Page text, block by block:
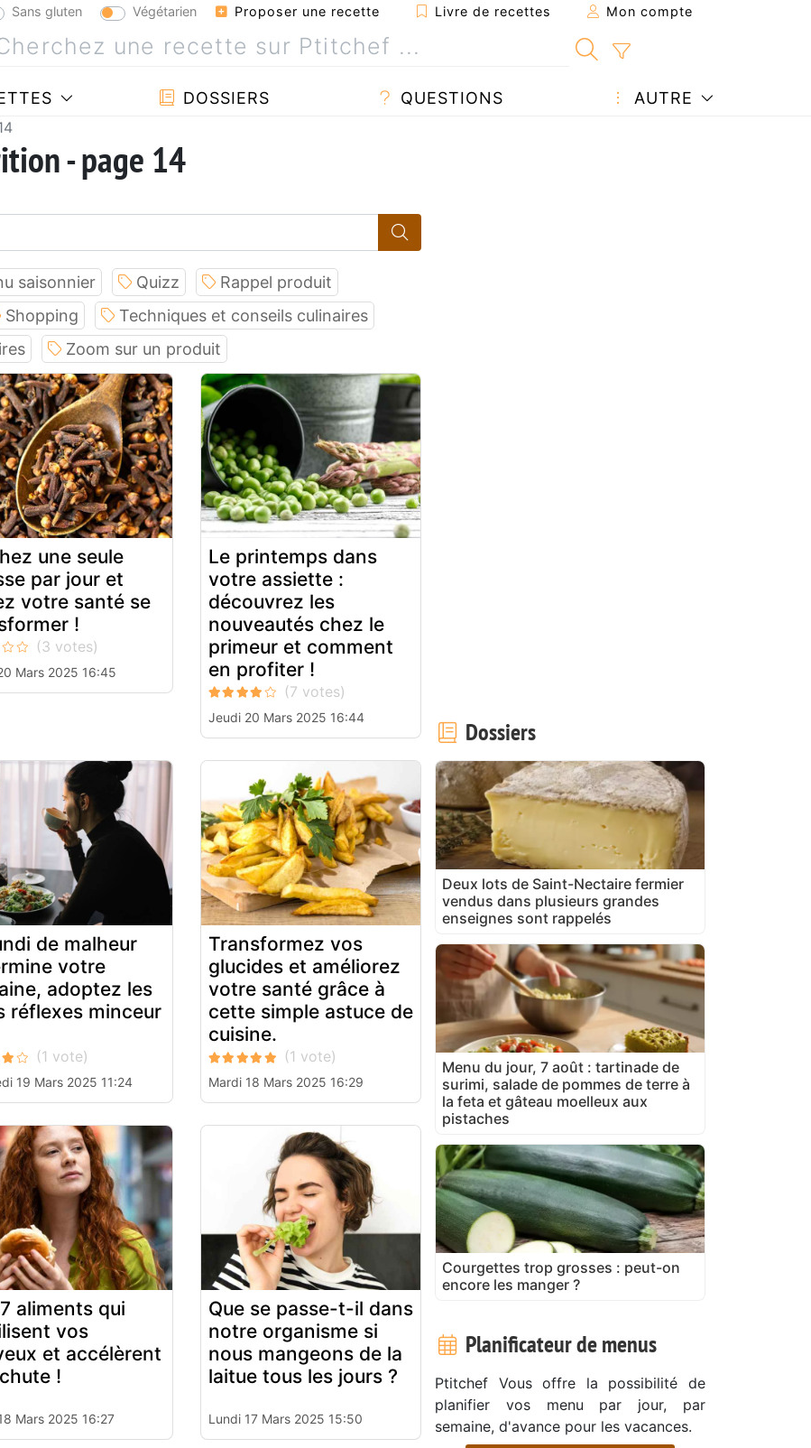
Sans gluten Végétarien Proposer une recette Livre de recettes Mon compte
DOSSIERS QUESTIONS AUTRE
- page 14
saisonnier Quizz
Rappel produit
Shopping
Techniques et conseils culinaires
Zoom sur un produit
une seule
par jour et
votre santé se
!
Mars 2025 16:45
Le printemps dans
votre assiette :
découvrez les
nouveautés chez le
primeur et comment
en profiter !
Jeudi 20 Mars 2025 16:44
de malheur
votre
adoptez les
réflexes minceur
19 Mars 2025 11:24
Transformez vos
glucides et améliorez
votre santé grâce à
cette simple astuce de
cuisine.
Mardi 18 Mars 2025 16:29
aliments qui
vos
et accélèrent
!
Mars 2025 16:27
Que se passe-t-il dans
notre organisme si
nous mangeons de la
laitue tous les jours ?
Lundi 17 Mars 2025 15:50
Dossiers
Deux lots de Saint-Nectaire fermier
vendus dans plusieurs grandes
enseignes sont rappelés
Menu du jour, 7 août : tartinade de
surimi, salade de pommes de terre à
la feta et gâteau moelleux aux
pistaches
Courgettes trop grosses : peut-on
encore les manger ?
Planificateur de menus
Ptitchef Vous offre la possibilité de
planifier vos menu par jour, par
semaine, d'avance pour les vacances.